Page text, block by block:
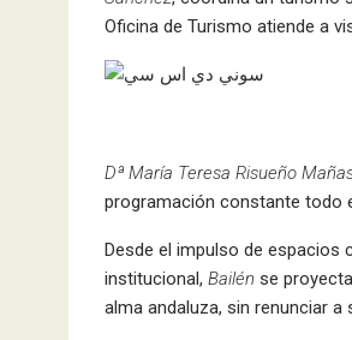
Oficina de Turismo atiende a
Dª María Teresa Risueño
programación constante todo
Desde el impulso de espacios
institucional, Bailén se
alma andaluza, sin renunciar a